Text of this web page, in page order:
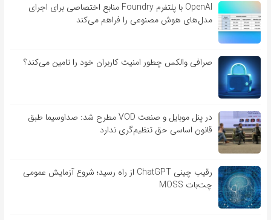
OpenAI با پلتفرم Foundry منابع اختصاصی برای اجرای
مدل‌های هوش مصنوعی را فراهم می‌کند
صرافی والکس چطور امنیت کاربران خود را تامین می‌کند؟
در پنل موبایل و صنعت VOD مطرح شد: صداوسیما طبق
قانون اساسی حق تنظیم‌گری ندارد
رقیب چینی ChatGPT از راه رسید؛ شروع آزمایش عمومی
چت‌بات MOSS